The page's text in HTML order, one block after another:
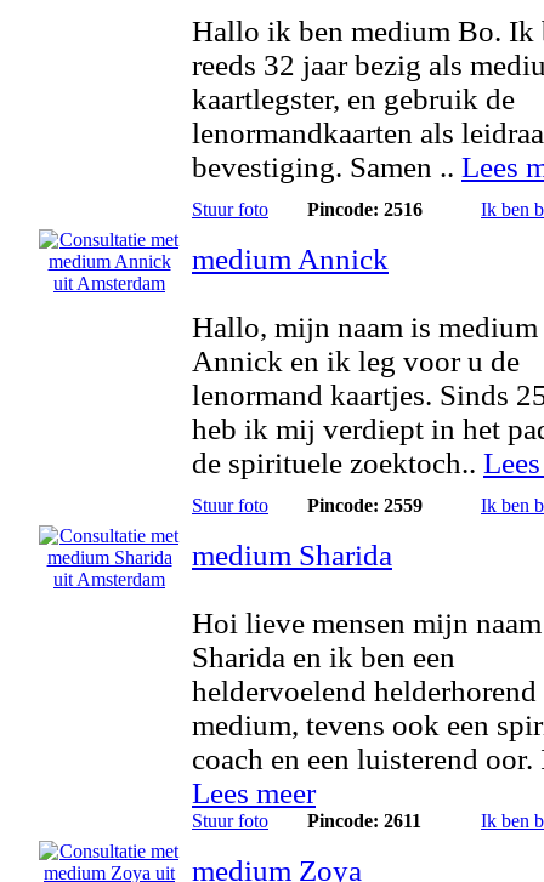
Hallo ik ben medium Bo. Ik
reeds 32 jaar bezig als
kaartlegster, en gebruik de
lenormandkaarten als
bevestiging. Samen .. Lees
Stuur foto Pincode: 2516 Ik ben
medium Annick
Hallo, mijn naam is medium
Annick en ik leg voor u de
lenormand kaartjes. Sinds
heb ik mij verdiept in het
de spirituele zoektoch..
Stuur foto Pincode: 2559 Ik ben
medium Sharida
Hoi lieve mensen mijn
Sharida en ik ben een
heldervoelend helderhorend
medium, tevens ook een
coach en een luisterend oor.
Lees meer
Stuur foto Pincode: 2611 Ik ben
medium Zoya